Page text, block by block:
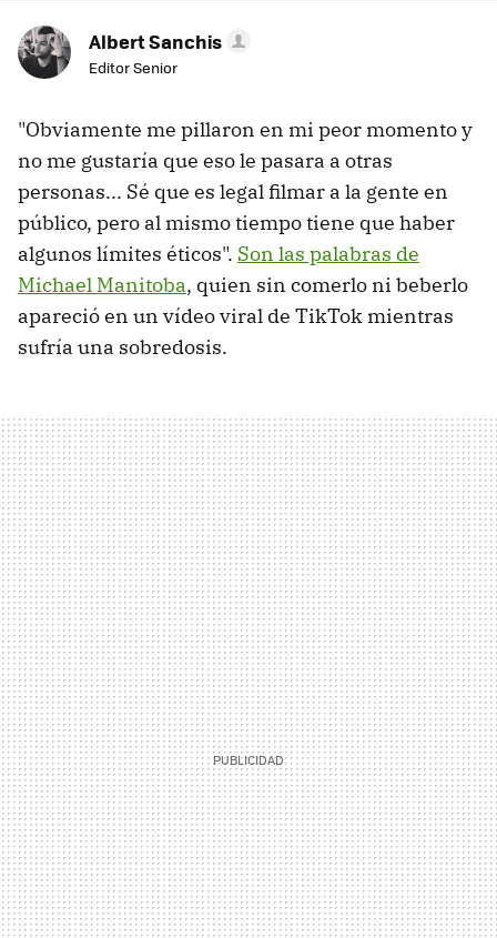
Albert Sanchis
Editor Senior
"Obviamente me pillaron en mi peor momento y
no me gustaría que eso le pasara a otras
personas... Sé que es legal filmar a la gente en
público, pero al mismo tiempo tiene que haber
algunos límites éticos". Son las palabras de
Michael Manitoba, quien sin comerlo ni beberlo
apareció en un vídeo viral de TikTok mientras
sufría una sobredosis.